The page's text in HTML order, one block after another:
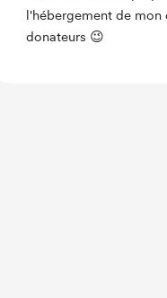
l'hébergement de
donateurs 😉